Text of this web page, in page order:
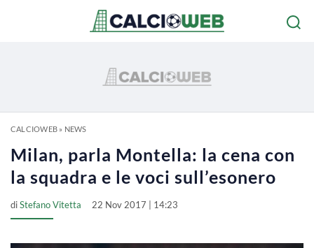
CALCIOWEB» NEWS
Milan, parla Montella: la cena con
la squadra e le voci sull’esonero
diStefano Vitetta 22 Nov 2017 | 14:23